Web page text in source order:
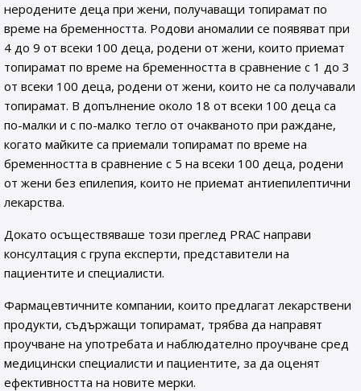
неродените деца при жени, получаващи топирамат по
време на бременността. Родови аномалии се появяват при
4 до 9 от всеки 100 деца, родени от жени, които приемат
топирамат по време на бременността в сравнение с 1 до 3
от всеки 100 деца, родени от жени, които не са получавали
топирамат. В допълнение около 18 от всеки 100 деца са
по-малки и с по-малко тегло от очакваното при раждане,
когато майките са приемали топирамат по време на
бременността в сравнение с 5 на всеки 100 деца, родени
от жени без епилепия, които не приемат антиепилептични
лекарства.
Докато осъществяваше този преглед PRAC направи
консултация с група експерти, представители на
пациентите и специалисти.
Фармацевтичните компании, които предлагат лекарствени
продукти, съдържащи топирамат, трябва да направят
проучване на употребата и наблюдателно проучване сред
медицински специалисти и пациентите, за да оценят
ефективността на новите мерки.